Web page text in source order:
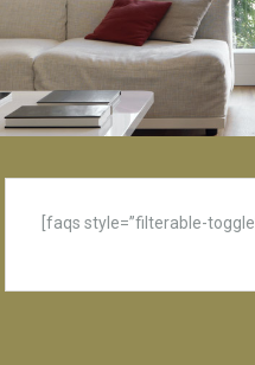
[faqs style=”filterable-